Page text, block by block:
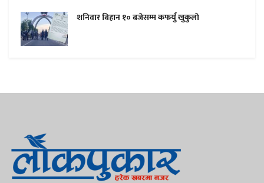
शनिवार बिहान १० बजेसम्म कफर्यु खुकुलाे